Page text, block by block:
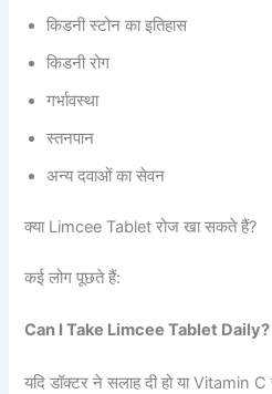
किडनी स्टोन का इतिहास
किडनी रोग
गर्भावस्था
स्तनपान
अन्य दवाओं का सेवन
क्या Limcee Tablet रोज खा सकते हैं?
कई लोग पूछते हैं:
Can I Take Limcee Tablet Daily?
यदि डॉक्टर ने सलाह दी हो या Vitamin